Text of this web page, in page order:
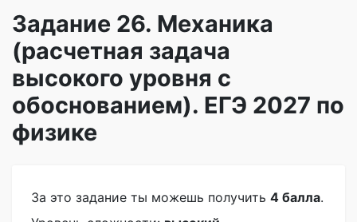
Записаться
Бесплатный курс
Задание 26. Механика
(расчетная задача
высокого уровня с
обоснованием). ЕГЭ 2027 по
физике
За это задание ты можешь получить 4 балла.